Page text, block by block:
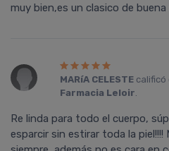
muy bien,es un clasico de buena
MARíA CELESTE calificó
Farmacia Leloir.
Re linda para todo el cuerpo,
esparcir sin estirar toda la piel!!!!